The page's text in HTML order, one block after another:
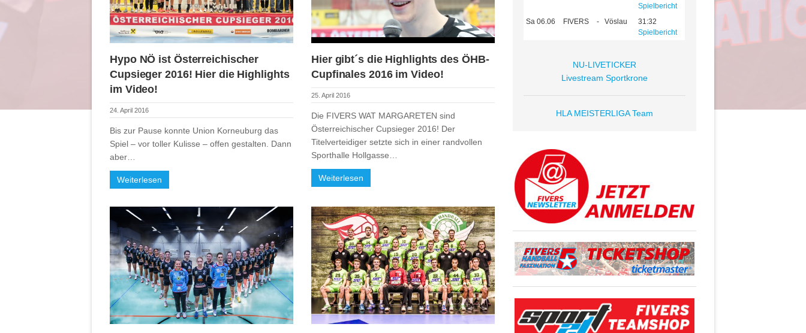
Hypo NÖ ist Österreichischer
Cupsieger 2016! Hier die Highlights
im Video!
24. April 2016
Bis zur Pause konnte Union Korneuburg das
Spiel – vor toller Kulisse – offen gestalten. Dann
aber…
Weiterlesen
Hier gibt´s die Highlights des ÖHB-
Cupfinales 2016 im Video!
25. April 2016
Die FIVERS WAT MARGARETEN sind
Österreichischer Cupsieger 2016! Der
Titelverteidiger setzte sich in einer randvollen
Sporthalle Hollgasse…
Weiterlesen
Spielbericht
Sa 06.06
FIVERS - Vöslau
31:32
Spielbericht
NU-LIVETICKER
Livestream Sportkrone
HLA MEISTERLIGA Team